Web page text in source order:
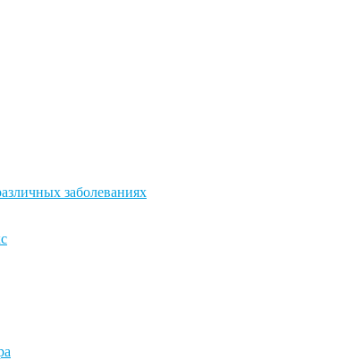
заболеваниях